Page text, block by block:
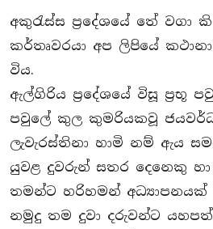
අකුරැස්ස ප‍්‍රදේශයේ තේ වගා
කර්තෘවරයා අප ලිපියේ
විය.
ඇල්ගිරිය ප‍්‍රදේශයේ විසූ ප‍්‍රභූ
පවුලේ කුල කුමරියකවූ
ලැවැරස්තිනා හාමි නම් ඇය
යුවළ දුවරුන් සතර දෙනෙකු
තමන්ට හරිහමන් අධ්‍යාපනයක්
නමුදු තම දුවා දරුවන්ට